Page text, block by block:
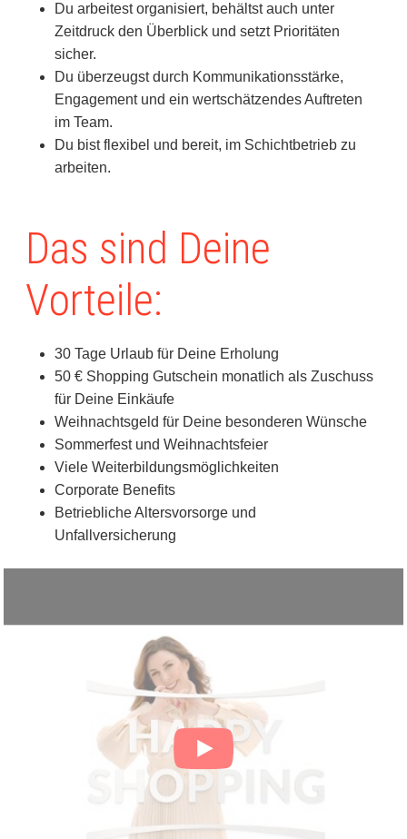
Du arbeitest organisiert, behältst auch unter
Zeitdruck den Überblick und setzt Prioritäten
sicher.
Du überzeugst durch Kommunikationsstärke,
Engagement und ein wertschätzendes Auftreten
im Team.
Du bist flexibel und bereit, im Schichtbetrieb zu
arbeiten.
Das sind Deine
Vorteile:
30 Tage Urlaub für Deine Erholung
50 € Shopping Gutschein monatlich als Zuschuss
für Deine Einkäufe
Weihnachtsgeld für Deine besonderen Wünsche
Sommerfest und Weihnachtsfeier
Viele Weiterbildungsmöglichkeiten
Corporate Benefits
Betriebliche Altersvorsorge und
Unfallversicherung